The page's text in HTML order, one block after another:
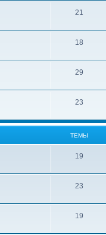
21
18
29
23
ТЕМЫ
19
23
19